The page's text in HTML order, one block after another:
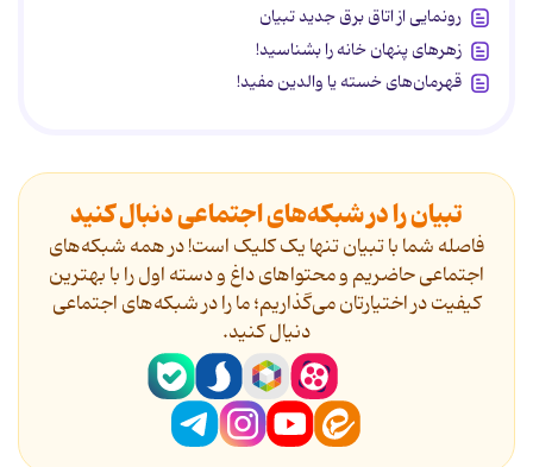
رونمایی از اتاق برق جدید تبیان
زهرهای پنهان خانه را بشناسید!
قهرمان‌های خسته یا والدین مفید!
تبیان را در شبکه‌های اجتماعی دنبال کنید
فاصله شما با تبیان تنها یک کلیک است! در همه شبکه‌های
اجتماعی حاضریم و محتواهای داغ و دسته اول را با بهترین
کیفیت در اختیارتان می‌گذاریم؛ ما را در شبکه‌های اجتماعی
دنیال کنید.